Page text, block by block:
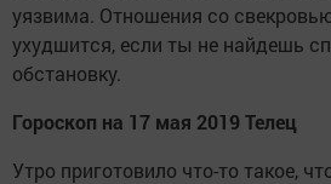
уязвима. Отношения со
ухудшится, если ты не найдешь
обстановку.
Гороскоп на 17 мая 2019 Телец
Утро приготовило что-то такое,